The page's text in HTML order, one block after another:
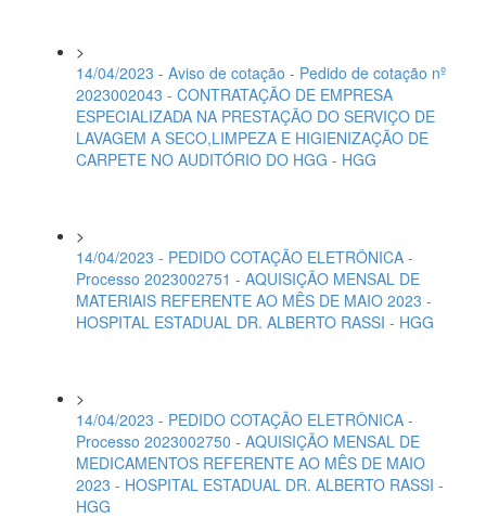
>
14/04/2023 - Aviso de cotação - Pedido de cotação nº
2023002043 - CONTRATAÇÃO DE EMPRESA
ESPECIALIZADA NA PRESTAÇÃO DO SERVIÇO DE
LAVAGEM A SECO,LIMPEZA E HIGIENIZAÇÃO DE
CARPETE NO AUDITÓRIO DO HGG - HGG
>
14/04/2023 - PEDIDO COTAÇÃO ELETRÔNICA -
Processo 2023002751 - AQUISIÇÃO MENSAL DE
MATERIAIS REFERENTE AO MÊS DE MAIO 2023 -
HOSPITAL ESTADUAL DR. ALBERTO RASSI - HGG
>
14/04/2023 - PEDIDO COTAÇÃO ELETRÔNICA -
Processo 2023002750 - AQUISIÇÃO MENSAL DE
MEDICAMENTOS REFERENTE AO MÊS DE MAIO
2023 - HOSPITAL ESTADUAL DR. ALBERTO RASSI -
HGG